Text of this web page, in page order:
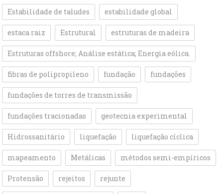
Estabilidade de taludes estabilidade global
estaca raiz Estrutural estruturas de madeira
Estruturas offshore; Análise estática; Energia eólica.
fibras de polipropileno fundação fundações
fundações de torres de transmissão
fundações tracionadas geotecnia experimental
Hidrossanitário liquefação liquefação cíclica
mapeamento Metálicas métodos semi-empíricos
Protensão rejeitos rejunte